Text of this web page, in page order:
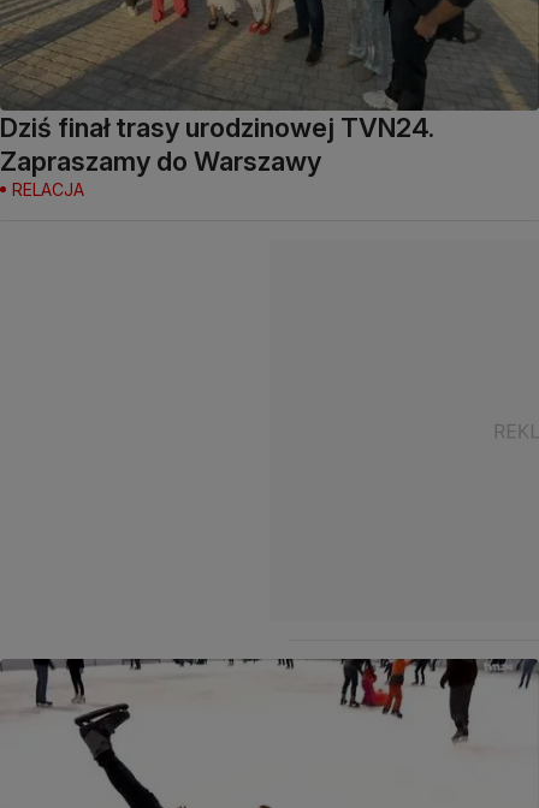
Dziś finał trasy urodzinowej TVN24.
Zapraszamy do Warszawy
RELACJA